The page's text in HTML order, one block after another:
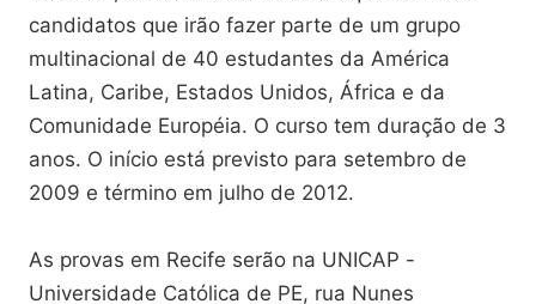
candidatos que irão fazer parte de um grupo
multinacional de 40 estudantes da América
Latina, Caribe, Estados Unidos, África e da
Comunidade Européia. O curso tem duração de 3
anos. O início está previsto para setembro de
2009 e término em julho de 2012.
As provas em Recife serão na UNICAP -
Universidade Católica de PE, rua Nunes